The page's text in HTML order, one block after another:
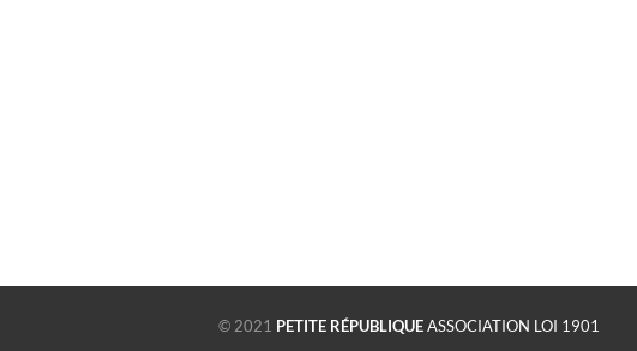
© 2021 PETITE RÉPUBLIQUEASSOCIATION LOI 1901